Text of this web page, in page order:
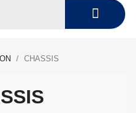
CHASSIS